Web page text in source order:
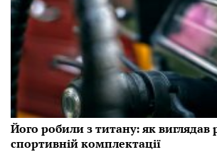
Його робили з титану: як виглядав
спортивній комплектації